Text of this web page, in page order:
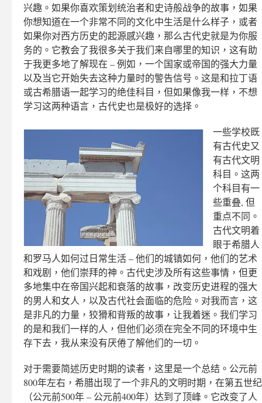
兴趣。如果你喜欢策划统治者和史诗般战争的故事，如果
你想知道在一个非常不同的文化中生活是什么样子，或者
如果你对西方历史的起源感兴趣，那么古代史就是为你服
务的。它教会了我很多关于我们来自哪里的知识，这有助
于我更多地了解现在 – 例如，一个国家或帝国的强大力量
以及当它开始失去这种力量时的警告信号。这是和拉丁语
或古希腊语一起学习的绝佳科目，但如果像我一样，不想
学习这两种语言，古代史也是极好的选择。
一些学校既
有古代史又
有古代文明
科目。这两
个科目有一
些重叠, 但
重点不同。
古代文明着
眼于希腊人
和罗马人如何过日常生活 – 他们的城镇如何，他们的艺术
和戏剧，他们崇拜的神。古代史涉及所有这些事情，但更
多地集中在帝国兴起和衰落的故事，改变历史进程的强大
的男人和女人，以及古代社会面临的危险。对我而言，这
是非凡的力量，狡猾和背叛的故事，让我着迷。我们学习
的是和我们一样的人，但他们必须在完全不同的环境中生
存下去，我从来没有厌倦了解他们的一切。
对于需要简述历史时期的读者，这里是一个总结。公元前
800年左右，希腊出现了一个非凡的文明时期，在第五世纪
（公元前500年 – 公元前400年）达到了顶峰。它改变了人